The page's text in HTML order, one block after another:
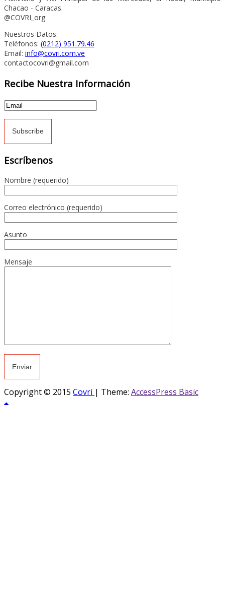
Chacao - Caracas.
@COVRI_org
Nuestros Datos:
Teléfonos: (0212) 951.79.46
Email: info@covri.com.ve
contactocovri@gmail.com
Recibe Nuestra Información
Escríbenos
Nombre (requerido)
Correo electrónico (requerido)
Asunto
Mensaje
Copyright © 2015 Covri | Theme: AccessPress Basic